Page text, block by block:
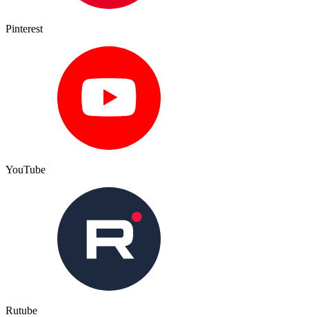
Pinterest
YouTube
Rutube